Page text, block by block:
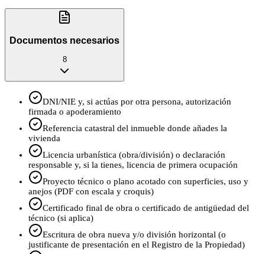
Documentos necesarios
8
DNI/NIE y, si actúas por otra persona, autorización
firmada o apoderamiento
Referencia catastral del inmueble donde añades la
vivienda
Licencia urbanística (obra/división) o declaración
responsable y, si la tienes, licencia de primera ocupación
Proyecto técnico o plano acotado con superficies, uso y
anejos (PDF con escala y croquis)
Certificado final de obra o certificado de antigüedad del
técnico (si aplica)
Escritura de obra nueva y/o división horizontal (o
justificante de presentación en el Registro de la Propiedad)